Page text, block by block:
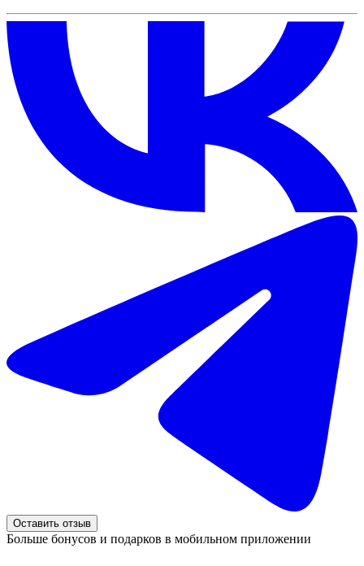
Оставить отзыв
Больше бонусов и подарков в мобильном приложении